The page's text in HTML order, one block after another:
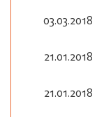
03.03.2018
21.01.2018
21.01.2018